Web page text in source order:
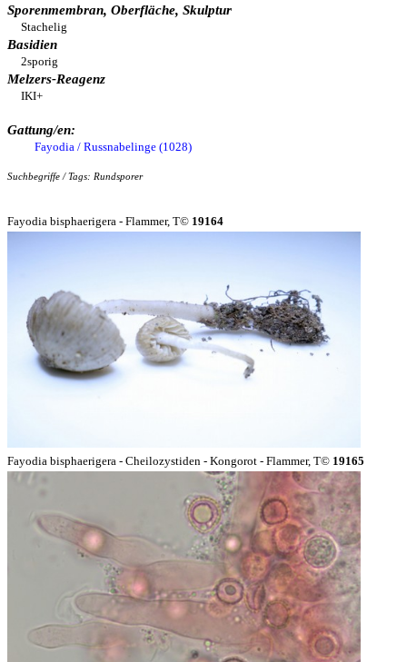
Sporenmembran, Oberfläche, Skulptur
Stachelig
Basidien
2sporig
Melzers-Reagenz
IKI+
Gattung/en:
Fayodia / Russnabelinge (1028)
Suchbegriffe / Tags: Rundsporer
Fayodia bisphaerigera - Flammer, T© 19164
Fayodia bisphaerigera - Cheilozystiden - Kongorot - Flammer, T© 19165